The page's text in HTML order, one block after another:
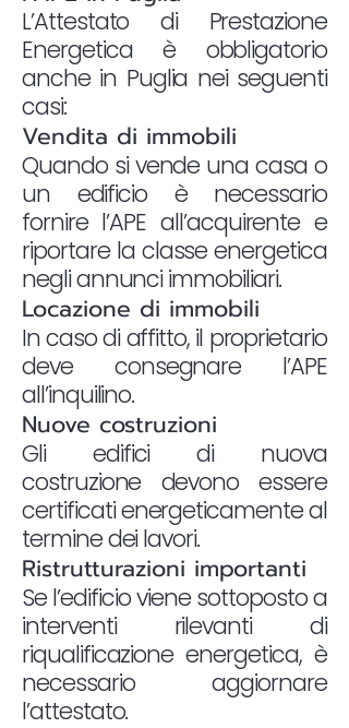
L’Attestato di Prestazione
Energetica è obbligatorio
anche in Puglia nei seguenti
casi:
Vendita di immobili
Quando si vende una casa o
un edificio è necessario
fornire l’APE all’acquirente e
riportare la classe energetica
negli annunci immobiliari.
Locazione di immobili
In caso di affitto, il proprietario
deve consegnare l’APE
all’inquilino.
Nuove costruzioni
Gli edifici di nuova
costruzione devono essere
certificati energeticamente al
termine dei lavori.
Ristrutturazioni importanti
Se l’edificio viene sottoposto a
interventi rilevanti di
riqualificazione energetica, è
necessario aggiornare
l’attestato.